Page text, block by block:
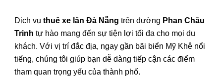
Dịch vụthuê xe lăn Đà Nẵng trên đường PhanChâu
Trinh tự hào mang đến sự tiện lợi tối đa cho mọi du
khách. Với vị trí đắc địa, ngay gần bãi biển Mỹ Khê nổi
tiếng, chúng tôi giúp bạn dễ dàng tiếp cận các điểm
tham quan trọng yếu của thành phố.